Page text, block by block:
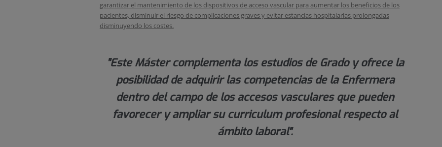
garantizar el mantenimiento de los dispositivos de acceso vascular para aumentar los beneficios de los
pacientes, disminuir el riesgo de complicaciones graves y evitar estancias hospitalarias prolongadas
disminuyendo los costes.
"Este Máster complementa los estudios de Grado y ofrece la
posibilidad de adquirir las competencias de la Enfermera
dentro del campo de los accesos vasculares que pueden
favorecer y ampliar su curriculum profesional respecto al
ámbito laboral".